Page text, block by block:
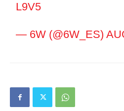
L9V5
— 6W (@6W_ES)